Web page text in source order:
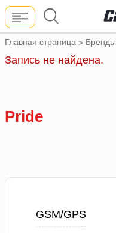
Главная страница > Бренды
Запись не найдена.
Pride
GSM/GPS